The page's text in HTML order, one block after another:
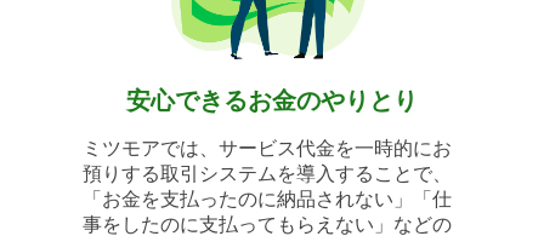
安心できるお金のやりとり
ミツモアでは、サービス代金を一時的にお
預りする取引システムを導入することで、
「お金を支払ったのに納品されない」「仕
事をしたのに支払ってもらえない」などの